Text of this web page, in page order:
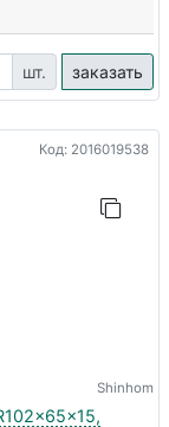
шт. заказать
Код: 2016019538
Shinhom